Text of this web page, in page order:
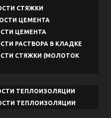
СТЯЖКИ
ЦЕМЕНТА
ЦЕМЕНТА
РАСТВОРА В КЛАДКЕ
СТЯЖКИ (МОЛОТОК
ТЕПЛОИЗОЛЯЦИИ
ТЕПЛОИЗОЛЯЦИИ